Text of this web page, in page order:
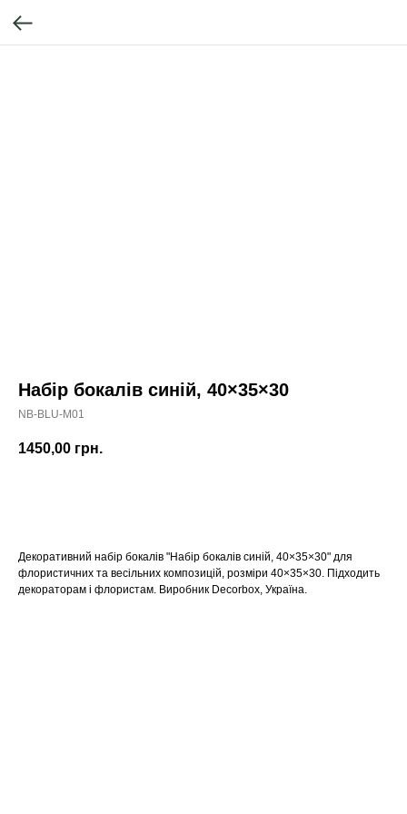
Набір бокалів синій, 40×35×30
NB-BLU-M01
1450,00 грн.
Декоративний набір бокалів "Набір бокалів синій, 40×35×30" для
флористичних та весільних композицій, розміри 40×35×30. Підходить
декораторам і флористам. Виробник Decorbox, Україна.